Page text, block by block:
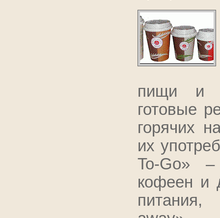
пищи и
готовые
горячих
их
To-Go»
кофеен и